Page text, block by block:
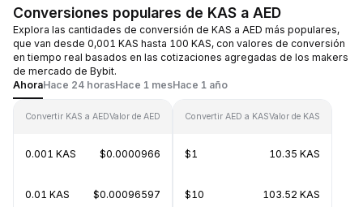
Conversiones populares de KAS a AED
Explora las cantidades de conversión de KAS a AED más populares,
que van desde 0,001 KAS hasta 100 KAS, con valores de conversión
en tiempo real basados en las cotizaciones agregadas de los makers
de mercado de Bybit.
AhoraHace 24 horasHace 1 mesHace 1 año
Convertir KAS a AEDValor de AED
0.001 KAS $0.0000966
0.01 KAS $0.00096597
Convertir AED a KASValor de KAS
$1 10.35 KAS
$10 103.52 KAS